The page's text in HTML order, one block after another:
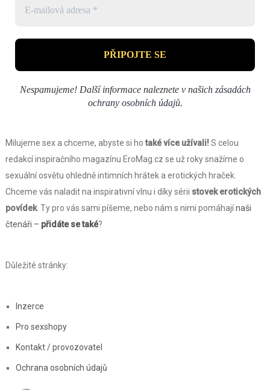
Nespamujeme! Další informace naleznete v našich zásadách
ochrany osobních údajů.
Milujeme sex a chceme, abyste si hotaké více užívali!S celou
redakcí inspiračního magazínu EroMag.cz se už roky snažíme o
sexuální osvětu ohledně intimních hrátek a erotických hraček.
Chceme vás naladit na inspirativní vlnu i díky sérii stovek erotických
povídek. Ty pro vás sami píšeme, nebo nám s nimi pomáhajínaši
čtenáři – přidáte se také?
Důležité stránky:
Inzerce
Pro sexshopy
Kontakt / provozovatel
Ochrana osobních údajů